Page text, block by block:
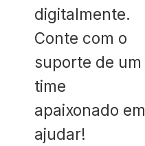
digitalmente.
Conte com o
suporte de um
time
apaixonado em
ajudar!